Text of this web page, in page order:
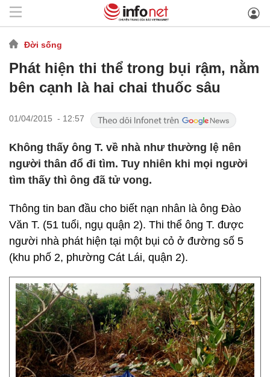
Đời sống
Phát hiện thi thể trong bụi rậm, nằm
bên cạnh là hai chai thuốc sâu
01/04/2015 - 12:57
Không thấy ông T. về nhà như thường lệ nên
người thân đổ đi tìm. Tuy nhiên khi mọi người
tìm thấy thì ông đã tử vong.
Thông tin ban đầu cho biết nạn nhân là ông Đào
Văn T. (51 tuổi, ngụ quận 2). Thi thể ông T. được
người nhà phát hiện tại một bụi cỏ ở đường số 5
(khu phố 2, phường Cát Lái, quận 2).